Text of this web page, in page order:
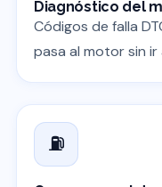
Diagnóstico del
Códigos de falla
pasa al motor sin ir
⛽